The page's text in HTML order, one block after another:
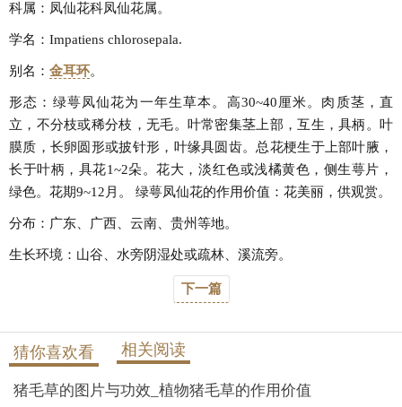
科属：凤仙花科凤仙花属。
学名：Impatiens chlorosepala.
别名： 金耳环。
形态：绿萼凤仙花为一年生草本。高30~40厘米。肉质茎，直
立，不分枝或稀分枝，无毛。叶常密集茎上部，互生，具柄。叶
膜质，长卵圆形或披针形，叶缘具圆齿。总花梗生于上部叶腋，
长于叶柄，具花1~2朵。花大，淡红色或浅橘黄色，侧生萼片，
绿色。花期9~12月。 绿萼凤仙花的作用价值：花美丽，供观赏。
分布：广东、广西、云南、贵州等地。
生长环境：山谷、水旁阴湿处或疏林、溪流旁。
下一篇
猜你喜欢看 相关阅读
猪毛草的图片与功效_植物猪毛草的作用价值